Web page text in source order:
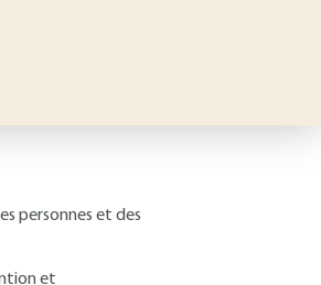
personnes et des
et